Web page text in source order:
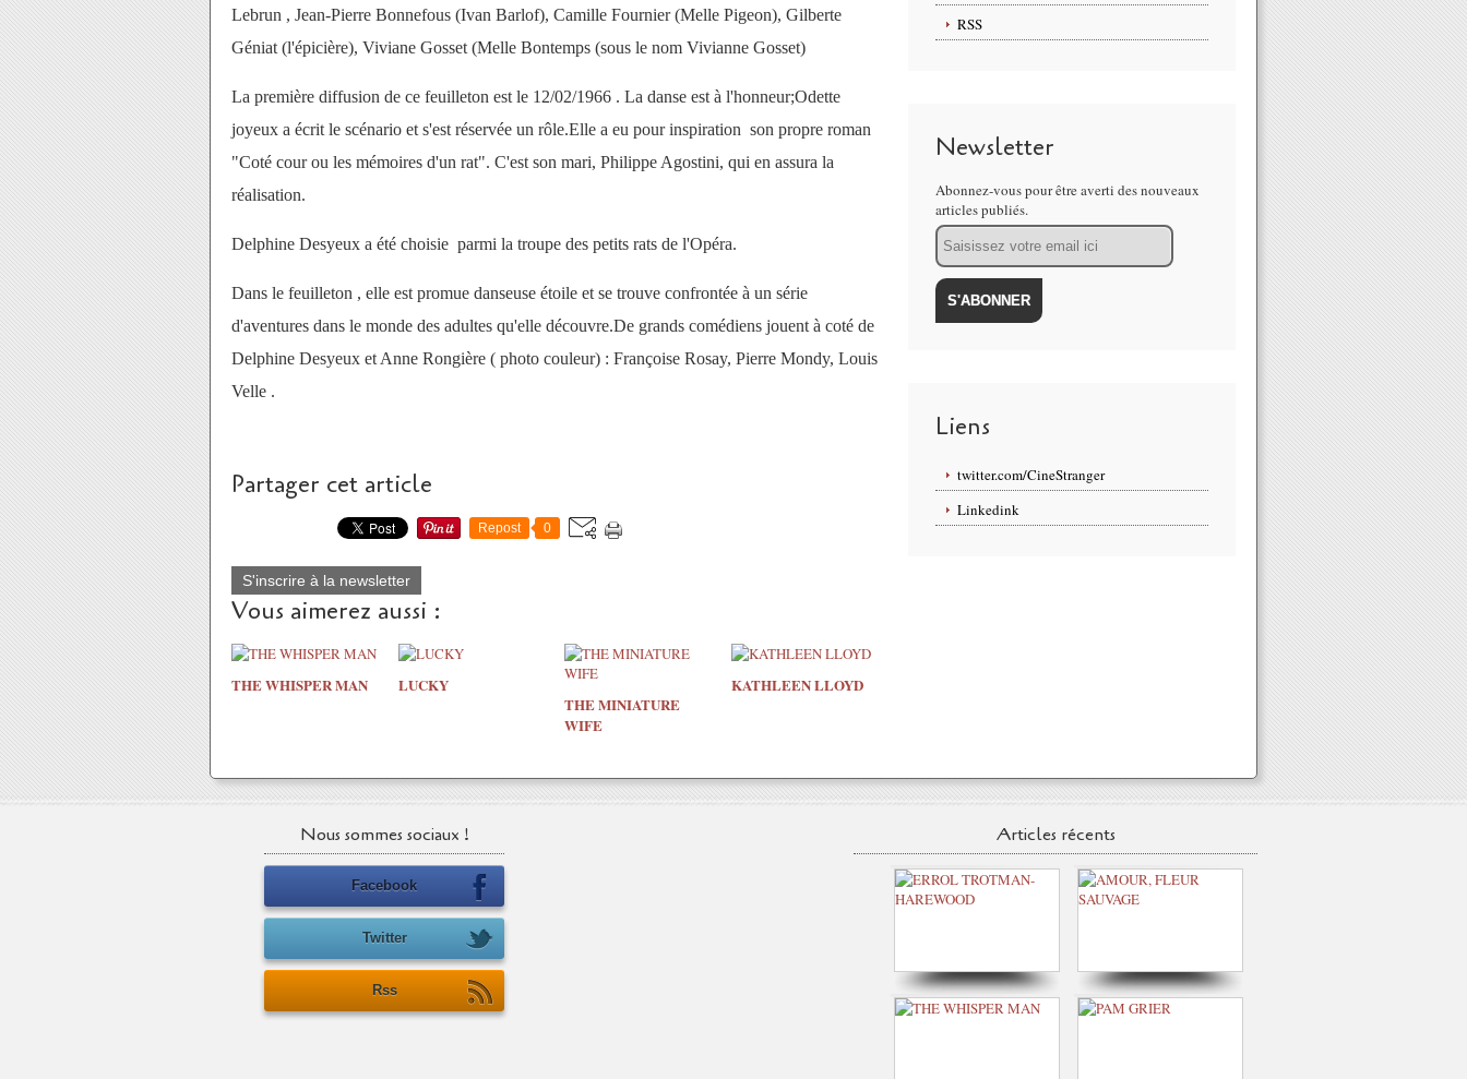
Lebrun , Jean-Pierre Bonnefous (Ivan Barlof), Camille Fournier (Melle Pigeon), Gilberte
Géniat (l'épicière), Viviane Gosset (Melle Bontemps (sous le nom Vivianne Gosset)
La première diffusion de ce feuilleton est le 12/02/1966 . La danse est à l'honneur;Odette
joyeux a écrit le scénario et s'est réservée un rôle.Elle a eu pour inspiration son propre roman
"Coté cour ou les mémoires d'un rat". C'est son mari, Philippe Agostini, qui en assura la
réalisation.
Delphine Desyeux a été choisie parmi la troupe des petits rats de l'Opéra.
Dans le feuilleton , elle est promue danseuse étoile et se trouve confrontée à un série
d'aventures dans le monde des adultes qu'elle découvre.De grands comédiens jouent à coté de
Delphine Desyeux et Anne Rongière ( photo couleur) : Françoise Rosay, Pierre Mondy, Louis
Velle .
Partager cet article
Repost 0
S'inscrire à la newsletter
Vous aimerez aussi :
THE WHISPER MAN
LUCKY
THE MINIATURE
WIFE
KATHLEEN LLOYD
RSS
Newsletter
Abonnez-vous pour être averti des nouveaux
articles publiés.
Email
Liens
twitter.com/CineStranger
Linkedink
Nous sommes sociaux !
Facebook
Twitter
Rss
Articles récents